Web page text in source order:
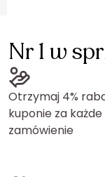
Nr 1 w
Otrzymaj 4%
kuponie za każde
zamówienie